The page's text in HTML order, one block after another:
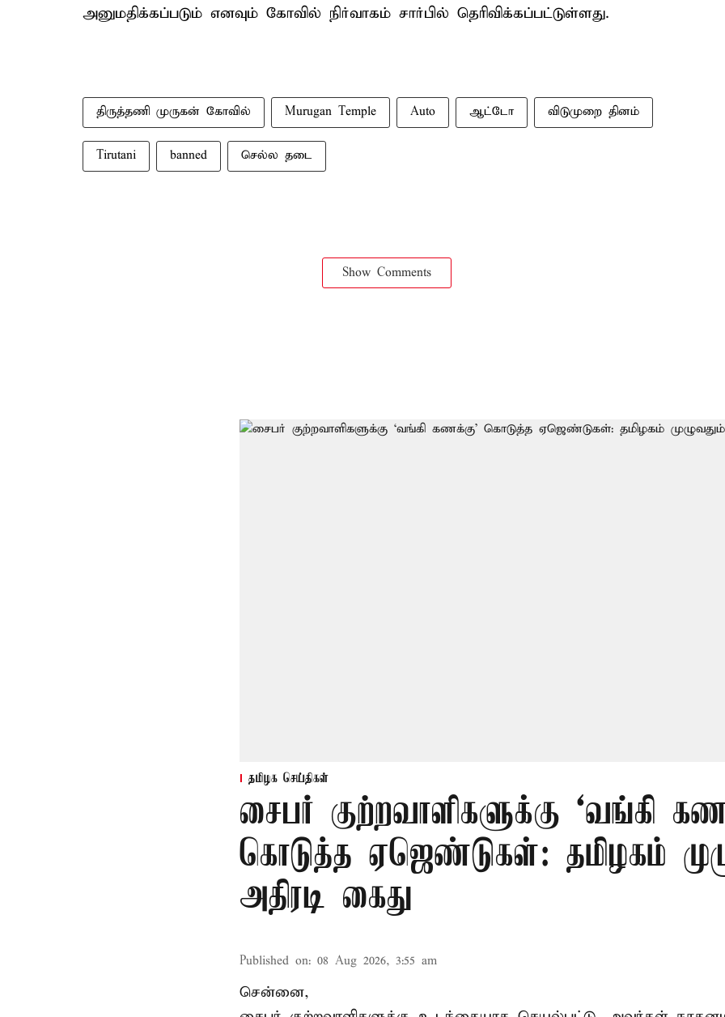
அனுமதிக்கப்படும் எனவும் கோவில் நிர்வாகம் சார்பில் தெரிவிக்கப்பட்டுள்ளது.
திருத்தணி முருகன் கோவில் Murugan Temple Auto ஆட்டோ விடுமுறை தினம்
Tirutani banned செல்ல தடை
Show Comments
தமிழக செய்திகள்
சைபர் குற்றவாளிகளுக்கு ‘வங்கி
கொடுத்த ஏஜெண்டுகள்: தமிழகம்
அதிரடி கைது
Published on: 08 Aug 2026, 3:55 am
சென்னை,